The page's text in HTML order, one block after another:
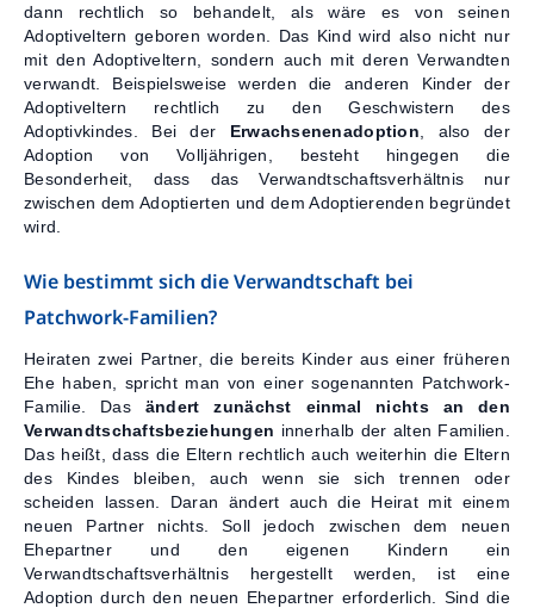
dann rechtlich so behandelt, als wäre es von seinen
Adoptiveltern geboren worden. Das Kind wird also nicht nur
mit den Adoptiveltern, sondern auch mit deren Verwandten
verwandt. Beispielsweise werden die anderen Kinder der
Adoptiveltern rechtlich zu den Geschwistern des
Adoptivkindes. Bei der Erwachsenenadoption , also der
Adoption von Volljährigen, besteht hingegen die
Besonderheit, dass das Verwandtschaftsverhältnis nur
zwischen dem Adoptierten und dem Adoptierenden begründet
wird.
Wie bestimmt sich die Verwandtschaft bei
Patchwork-Familien?
Heiraten zwei Partner, die bereits Kinder aus einer früheren
Ehe haben, spricht man von einer sogenannten Patchwork-
Familie. Das ändert zunächst einmal nichts an den
Verwandtschaftsbeziehungen innerhalb der alten Familien.
Das heißt, dass die Eltern rechtlich auch weiterhin die Eltern
des Kindes bleiben, auch wenn sie sich trennen oder
scheiden lassen. Daran ändert auch die Heirat mit einem
neuen Partner nichts. Soll jedoch zwischen dem neuen
Ehepartner und den eigenen Kindern ein
Verwandtschaftsverhältnis hergestellt werden, ist eine
Adoption durch den neuen Ehepartner erforderlich. Sind die